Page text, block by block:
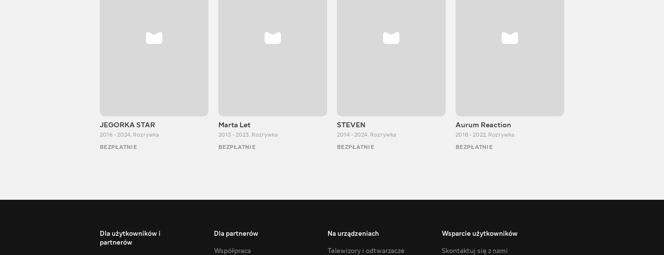
JEGORKA STAR
2016 - 2024, Rozrywka
BEZPŁATNIE
Marta Let
2013 - 2023, Rozrywka
BEZPŁATNIE
STEVEN
2014 - 2024, Rozrywka
BEZPŁATNIE
Aurum Reaction
2018 - 2022, Rozrywka
BEZPŁATNIE
Dla użytkowników i
partnerów
Dla partnerów
Współpraca
Na urządzeniach
Telewizory i odtwarzacze
Wsparcie użytkowników
Skontaktuj się z nami